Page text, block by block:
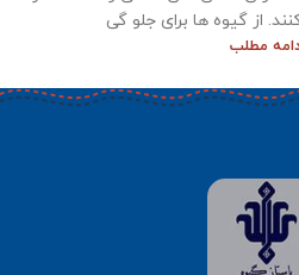
از گیوه ها برای جلو گی
مطلب